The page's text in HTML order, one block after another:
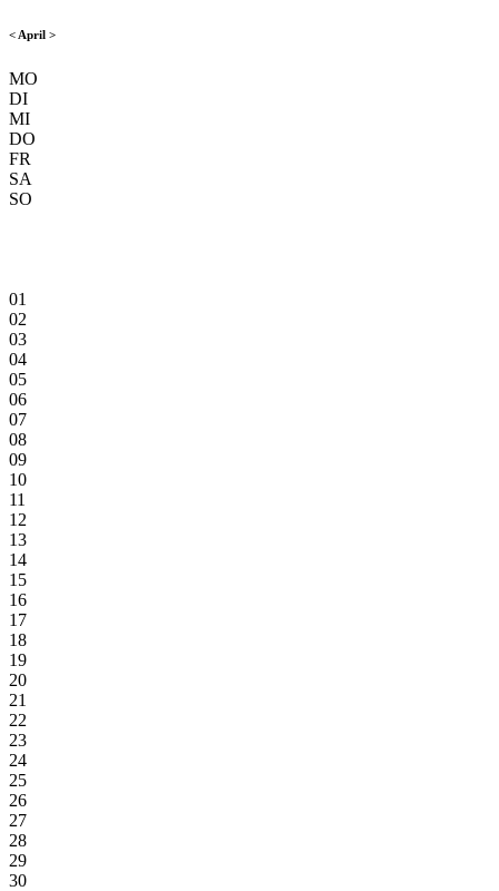
< April >
MO
DI
MI
DO
FR
SA
SO
01
02
03
04
05
06
07
08
09
10
11
12
13
14
15
16
17
18
19
20
21
22
23
24
25
26
27
28
29
30